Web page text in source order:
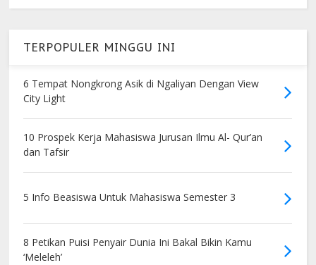
TERPOPULER MINGGU INI
6 Tempat Nongkrong Asik di Ngaliyan Dengan View
City Light
10 Prospek Kerja Mahasiswa Jurusan Ilmu Al- Qur’an
dan Tafsir
5 Info Beasiswa Untuk Mahasiswa Semester 3
8 Petikan Puisi Penyair Dunia Ini Bakal Bikin Kamu
‘Meleleh’